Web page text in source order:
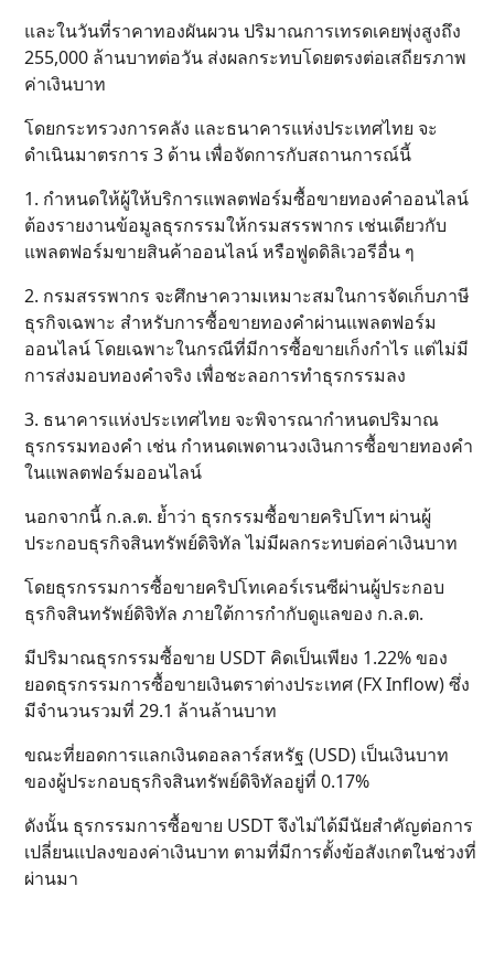
และในวันที่ราคาทองผันผวน ปริมาณการเทรดเคยพุ่งสูงถึง
255,000 ล้านบาทต่อวัน ส่งผลกระทบโดยตรงต่อเสถียรภาพ
ค่าเงินบาท
โดยกระทรวงการคลัง และธนาคารแห่งประเทศไทย จะ
ดำเนินมาตรการ 3 ด้าน เพื่อจัดการกับสถานการณ์นี้
1. กำหนดให้ผู้ให้บริการแพลตฟอร์มซื้อขายทองคำออนไลน์
ต้องรายงานข้อมูลธุรกรรมให้กรมสรรพากร เช่นเดียวกับ
แพลตฟอร์มขายสินค้าออนไลน์ หรือฟูดดิลิเวอรีอื่น ๆ
2. กรมสรรพากร จะศึกษาความเหมาะสมในการจัดเก็บภาษี
ธุรกิจเฉพาะ สำหรับการซื้อขายทองคำผ่านแพลตฟอร์ม
ออนไลน์ โดยเฉพาะในกรณีที่มีการซื้อขายเก็งกำไร แต่ไม่มี
การส่งมอบทองคำจริง เพื่อชะลอการทำธุรกรรมลง
3. ธนาคารแห่งประเทศไทย จะพิจารณากำหนดปริมาณ
ธุรกรรมทองคำ เช่น กำหนดเพดานวงเงินการซื้อขายทองคำ
ในแพลตฟอร์มออนไลน์
นอกจากนี้ ก.ล.ต. ย้ำว่า ธุรกรรมซื้อขายคริปโทฯ ผ่านผู้
ประกอบธุรกิจสินทรัพย์ดิจิทัล ไม่มีผลกระทบต่อค่าเงินบาท
โดยธุรกรรมการซื้อขายคริปโทเคอร์เรนซีผ่านผู้ประกอบ
ธุรกิจสินทรัพย์ดิจิทัล ภายใต้การกำกับดูแลของ ก.ล.ต.
มีปริมาณธุรกรรมซื้อขาย USDT คิดเป็นเพียง 1.22% ของ
ยอดธุรกรรมการซื้อขายเงินตราต่างประเทศ (FX Inflow) ซึ่ง
มีจำนวนรวมที่ 29.1 ล้านล้านบาท
ขณะที่ยอดการแลกเงินดอลลาร์สหรัฐ (USD) เป็นเงินบาท
ของผู้ประกอบธุรกิจสินทรัพย์ดิจิทัลอยู่ที่ 0.17%
ดังนั้น ธุรกรรมการซื้อขาย USDT จึงไม่ได้มีนัยสำคัญต่อการ
เปลี่ยนแปลงของค่าเงินบาท ตามที่มีการตั้งข้อสังเกตในช่วงที่
ผ่านมา